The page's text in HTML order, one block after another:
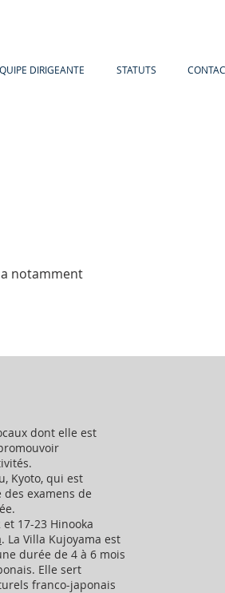
DIRIGEANTE STATUTS
a notamment
dont elle est
Kyoto, qui est
examens de
17-23 Hinooka
. La Villa Kujoyama est
durée de 4 à 6 mois
Elle sert
franco-japonais